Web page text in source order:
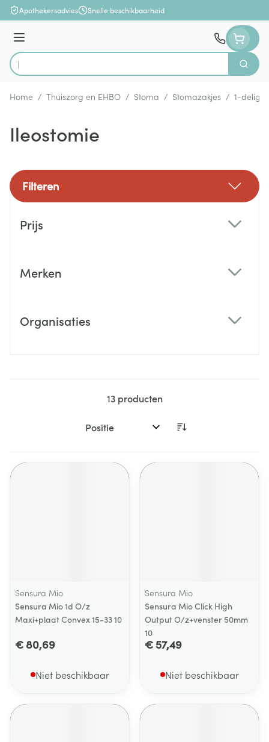
Ga naar de inhoud
Apothekersadvies Snelle beschikbaarheid
Menu
Product, merk, categorie...
Zoek
Home / Thuiszorg en EHBO / Stoma / Stomazakjes / 1-delig
Ileostomie
Filteren
Prijs
Merken
Organisaties
13producten
Sorteer op:
Sensura Mio
Sensura Mio 1d O/z
Maxi+plaat Convex 15-33 10
€ 80,69
Niet beschikbaar
Sensura Mio
Sensura Mio Click High
Output O/z+venster 50mm
10
€ 57,49
Niet beschikbaar